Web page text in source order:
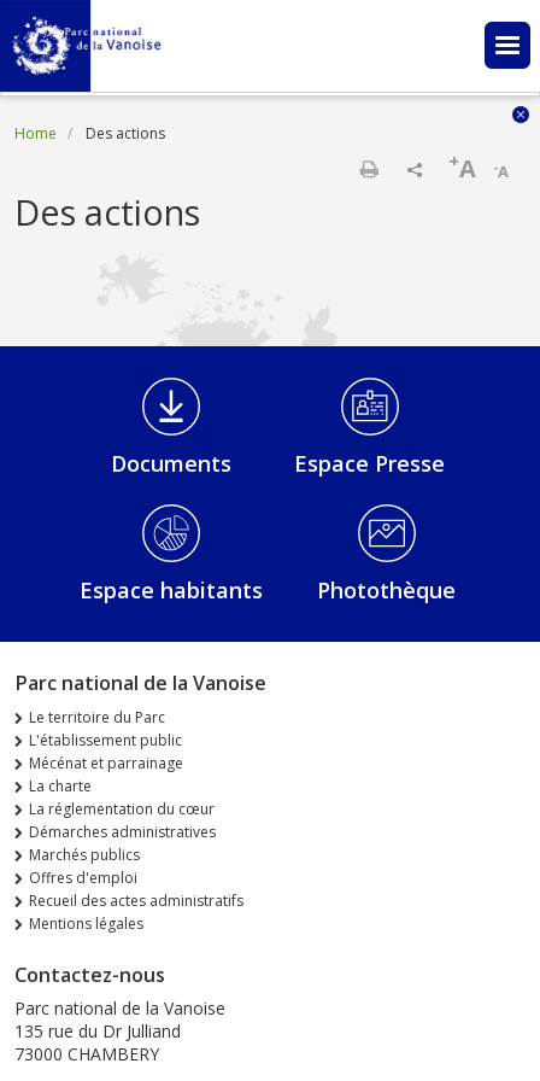
Skip to main content
Breadcrumb
Home Des actions
-A
+A
Des actions
Médiathèque Footer
Documents Espace Presse
Espace habitants Photothèque
Parc national de la Vanoise
Le territoire du Parc
L'établissement public
Mécénat et parrainage
La charte
La réglementation du cœur
Démarches administratives
Marchés publics
Offres d'emploi
Recueil des actes administratifs
Mentions légales
Contactez-nous
Parc national de la Vanoise
135 rue du Dr Julliand
73000 CHAMBERY